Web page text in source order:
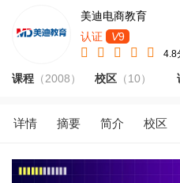
美迪电商教育
认证
V9
4.8
课程 （2008） 校区（10）
详情 摘要 简介 校区